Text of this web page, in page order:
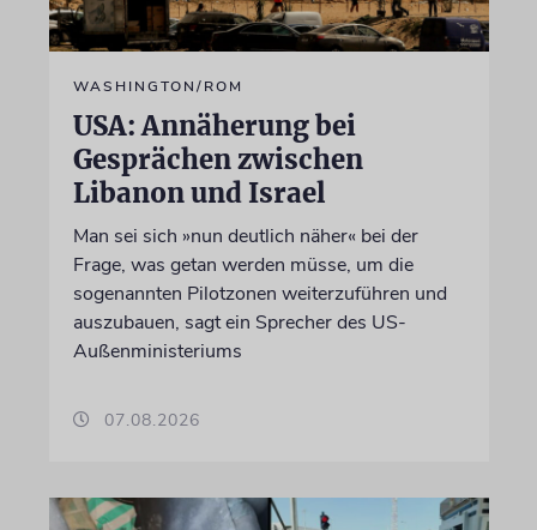
WASHINGTON/ROM
USA: Annäherung bei
Gesprächen zwischen
Libanon und Israel
Man sei sich »nun deutlich näher« bei der
Frage, was getan werden müsse, um die
sogenannten Pilotzonen weiterzuführen und
auszubauen, sagt ein Sprecher des US-
Außenministeriums
07.08.2026